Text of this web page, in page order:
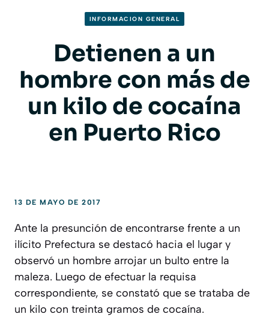
INFORMACION GENERAL
Detienen a un
hombre con más de
un kilo de cocaína
en Puerto Rico
13 DE MAYO DE 2017
Ante la presunción de encontrarse frente a un
ilícito Prefectura se destacó hacia el lugar y
observó un hombre arrojar un bulto entre la
maleza. Luego de efectuar la requisa
correspondiente, se constató que se trataba de
un kilo con treinta gramos de cocaína.